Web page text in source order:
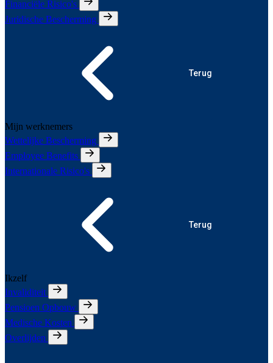
Financiële Risico's
Juridische Bescherming
Terug
Mijn werknemers
Wettelijke Bescherming
Employee Benefits
Internationale Risico's
Terug
Ikzelf
Invaliditeit
Pensioen Opbouw
Medische Kosten
Overlijden